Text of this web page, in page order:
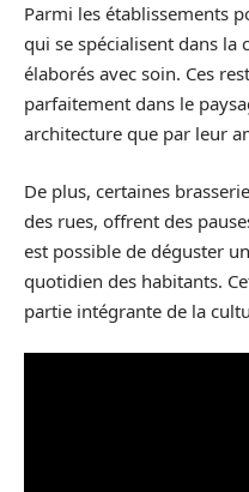
Parmi les établissements
qui se spécialisent dans la
élaborés avec soin. Ces
parfaitement dans le
architecture que par leur
De plus, certaines
des rues, offrent des
est possible de déguster
quotidien des habitants.
partie intégrante de la